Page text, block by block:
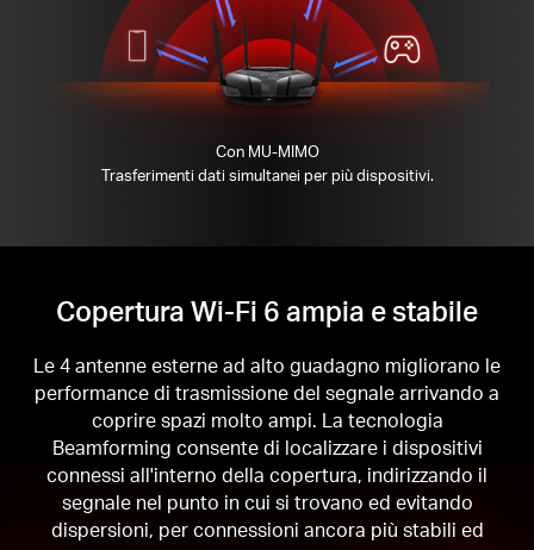
Con MU-MIMO
Trasferimenti dati simultanei per più dispositivi.
Copertura Wi-Fi 6 ampia e stabile
Le 4 antenne esterne ad alto guadagno migliorano le
performance di trasmissione del segnale arrivando a
coprire spazi molto ampi. La tecnologia
Beamforming consente di localizzare i dispositivi
connessi all'interno della copertura, indirizzando il
segnale nel punto in cui si trovano ed evitando
dispersioni, per connessioni ancora più stabili ed